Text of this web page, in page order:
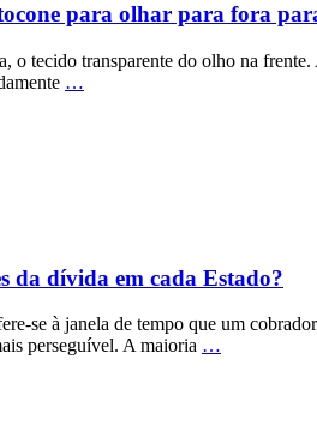
para olhar para fora
o tecido transparente do olho na
…
da dívida em cada Estado?
se à janela de tempo que um
perseguível. A maioria …